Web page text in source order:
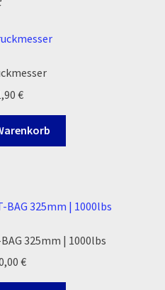
€
325mm | 1000lbs
€